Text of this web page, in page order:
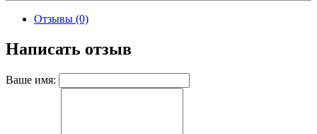
Отзывы (0)
Написать отзыв
Ваше имя: